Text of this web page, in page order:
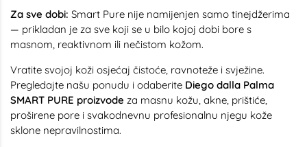
Za sve dobi: Smart Pure nije namijenjen samo tinejdžerima
— prikladan je za sve koji se u bilo kojoj dobi bore s
masnom, reaktivnom ili nečistom kožom.
Vratite svojoj koži osjećaj čistoće, ravnoteže i svježine.
Pregledajte našu ponudu i odaberite Diego dalla Palma
SMART PURE proizvode za masnu kožu, akne, prištiće,
proširene pore i svakodnevnu profesionalnu njegu kože
sklone nepravilnostima.